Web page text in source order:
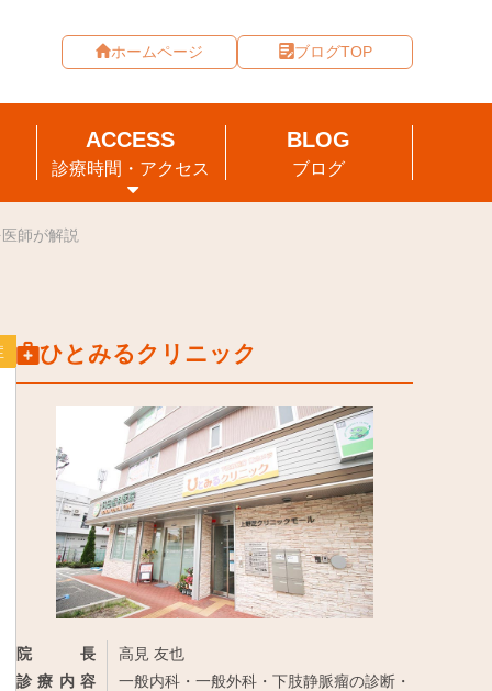
ホームページ ブログTOP
診療時間・アクセス ブログ
師が解説
ひとみるクリニック
院長
高見 友也
診療内容
一般内科・一般外科・下肢静脈瘤の診断・